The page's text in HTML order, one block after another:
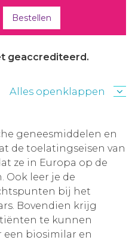
Bestellen
geaccrediteerd.
Alles openklappen
geneesmiddelen en
de toelatingseisen van
ze in Europa op de
Ook leer je de
bij het
Bovendien krijg
te kunnen
een biosimilar en